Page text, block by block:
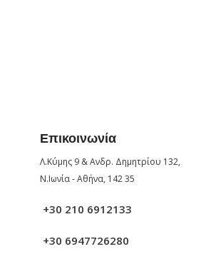
Επικοινωνία
Λ.Κύμης 9 & Ανδρ. Δημητρίου 132,
Ν.Ιωνία - Αθήνα, 142 35
+30 210 6912133
+30 6947726280